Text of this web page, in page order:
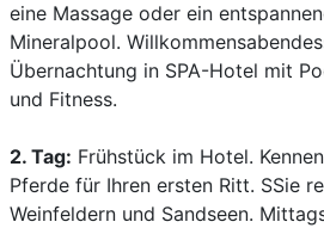
eine Massage oder ein
Mineralpool.
Übernachtung in SPA-Hotel mit
und Fitness.
2. Tag: Frühstück im Hotel.
Pferde für Ihren ersten Ritt. SSie
Weinfeldern und Sandseen.